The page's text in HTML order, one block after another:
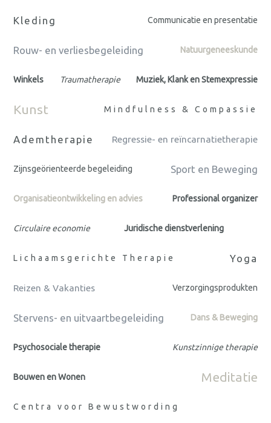
Kleding Communicatie en presentatie
Rouw- en verliesbegeleiding Natuurgeneeskunde
Winkels Traumatherapie Muziek, Klank en Stemexpressie
Kunst Mindfulness & Compassie
Ademtherapie Regressie- en reïncarnatietherapie
Zijnsgeörienteerde begeleiding Sport en Beweging
Organisatieontwikkeling en advies Professional organizer
Circulaire economie Juridische dienstverlening
Lichaamsgerichte Therapie Yoga
Reizen & Vakanties Verzorgingsprodukten
Stervens- en uitvaartbegeleiding Dans & Beweging
Psychosociale therapie Kunstzinnige therapie
Bouwen en Wonen Meditatie
Centra voor Bewustwording